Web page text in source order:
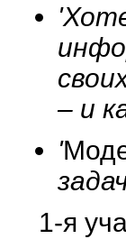
– и
'
1-я